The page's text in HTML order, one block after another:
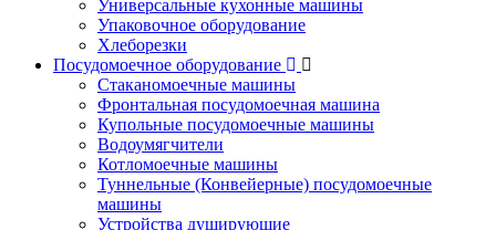
Универсальные кухонные машины
Упаковочное оборудование
Хлеборезки
Посудомоечное оборудование
Стаканомоечные машины
Фронтальная посудомоечная машина
Купольные посудомоечные машины
Водоумягчители
Котломоечные машины
Туннельные (Конвейерные) посудомоечные
машины
Устройства душирующие